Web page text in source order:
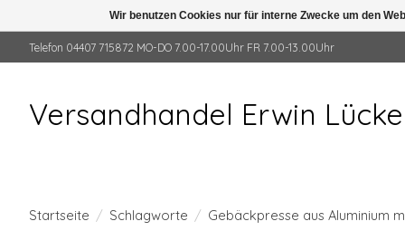
Telefon 04407 715872 MO-DO 7.00-17.00Uhr FR 7.00-13.00Uhr
Versandhandel Erwin
Startseite / Schlagworte / Gebäckpresse aus Aluminium
Wir benutzen Cookies nur für interne Zwecke um den